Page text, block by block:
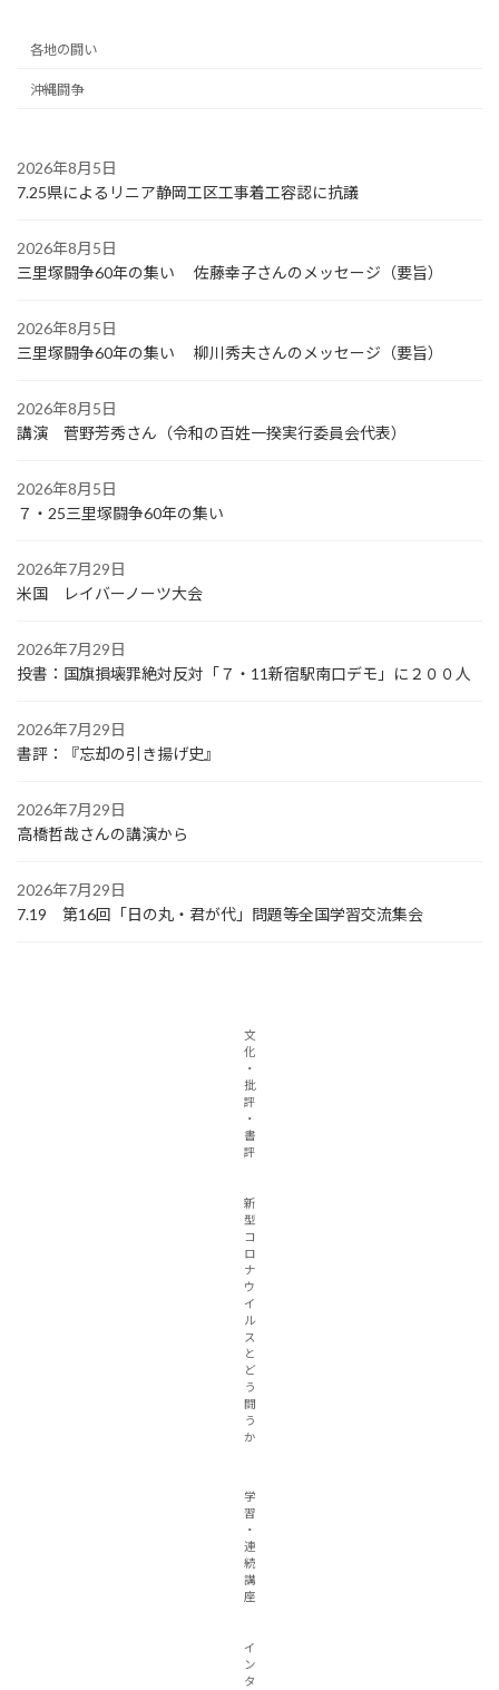
各地の闘い
沖縄闘争
2026年8月5日
7.25県によるリニア静岡工区工事着工容認に抗議
2026年8月5日
三里塚闘争60年の集い 佐藤幸子さんのメッセージ（要旨）
2026年8月5日
三里塚闘争60年の集い 柳川秀夫さんのメッセージ（要旨）
2026年8月5日
講演 菅野芳秀さん（令和の百姓一揆実行委員会代表）
2026年8月5日
７・25三里塚闘争60年の集い
2026年7月29日
米国 レイバーノーツ大会
2026年7月29日
投書：国旗損壊罪絶対反対「７・11新宿駅南口デモ」に２００人
2026年7月29日
書評：『忘却の引き揚げ史』
2026年7月29日
高橋哲哉さんの講演から
2026年7月29日
7.19 第16回「日の丸・君が代」問題等全国学習交流集会
文
化
・
批
評
・
書
評
新
型
コ
ロ
ナ
ウ
イ
ル
ス
と
ど
う
闘
う
か
学
習
・
連
続
講
座
イ
ン
タ